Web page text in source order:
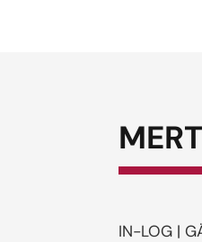
IN-LOG |